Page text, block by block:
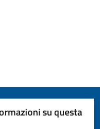
su questa